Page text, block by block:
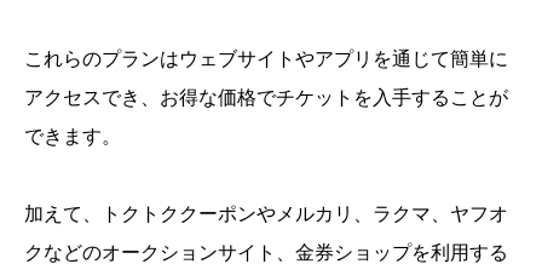
これらのプランはウェブサイトやアプリを通じて簡単に
アクセスでき、お得な価格でチケットを入手することが
できます。
加えて、トクトククーポンやメルカリ、ラクマ、ヤフオ
クなどのオークションサイト、金券ショップを利用する